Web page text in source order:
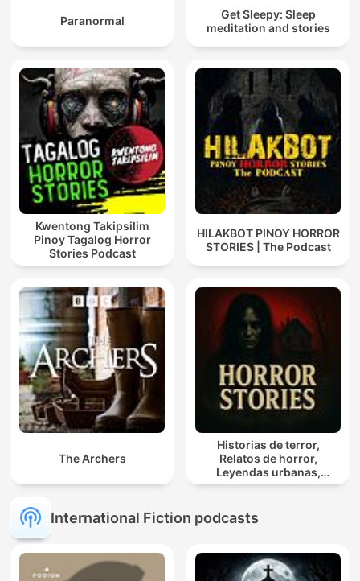
Paranormal
Get Sleepy: Sleep
meditation and stories
Kwentong Takipsilim
Pinoy Tagalog Horror
Stories Podcast
HILAKBOT PINOY HORROR
STORIES | The Podcast
The Archers
Historias de terror,
Relatos de horror,
Leyendas urbanas,
Historias Paranormales,
International Fiction podcasts